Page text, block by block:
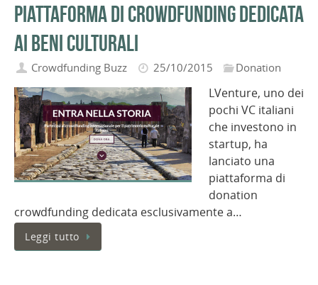
piattaforma di crowdfunding dedicata
ai beni culturali
Crowdfunding Buzz 25/10/2015 Donation
LVenture, uno dei
pochi VC italiani
che investono in
startup, ha
lanciato una
piattaforma di
donation
crowdfunding dedicata esclusivamente a…
Leggi tutto